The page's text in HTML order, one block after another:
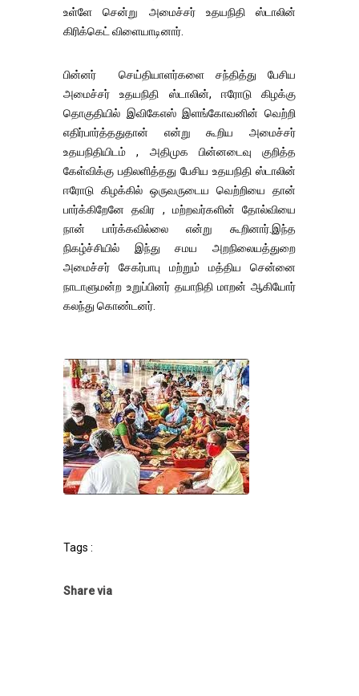
உள்ளே சென்று அமைச்சர் உதயநிதி ஸ்டாலின்
கிரிக்கெட் விளையாடினார்.
பின்னர் செய்தியாளர்களை சந்தித்து பேசிய
அமைச்சர் உதயநிதி ஸ்டாலின், ஈரோடு கிழக்கு
தொகுதியில் இவிகேஎஸ் இளங்கோவனின் வெற்றி
எதிர்பார்த்ததுதான் என்று கூறிய அமைச்சர்
உதயநிதியிடம் , அதிமுக பின்னடைவு குறித்த
கேள்விக்கு பதிலளித்தது பேசிய உதயநிதி ஸ்டாலின்
ஈரோடு கிழக்கில் ஒருவருடைய வெற்றியை தான்
பார்க்கிறேனே தவிர , மற்றவர்களின் தோல்வியை
நான் பார்க்கவில்லை என்று கூறினார்.இந்த
நிகழ்ச்சியில் இந்து சமய அறநிலையத்துறை
அமைச்சர் சேகர்பாபு மற்றும் மத்திய சென்னை
நாடாளுமன்ற உறுப்பினர் தயாநிதி மாறன் ஆகியோர்
கலந்து கொண்டனர்.
Tags :
Share via